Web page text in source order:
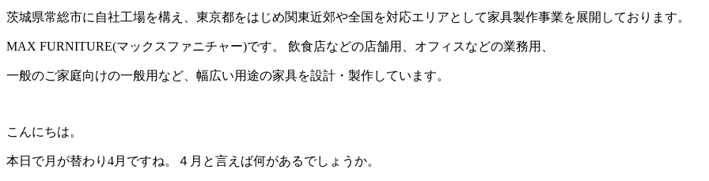
茨城県常総市に自社工場を構え、東京都をはじめ関東近郊や全国を対応エリアとして家具製作事業を展開しております。
MAX FURNITURE(マックスファニチャー)です。 飲食店などの店舗用、オフィスなどの業務用、
一般のご家庭向けの一般用など、幅広い用途の家具を設計・製作しています。
こんにちは。
本日で月が替わり4月ですね。４月と言えば何があるでしょうか。